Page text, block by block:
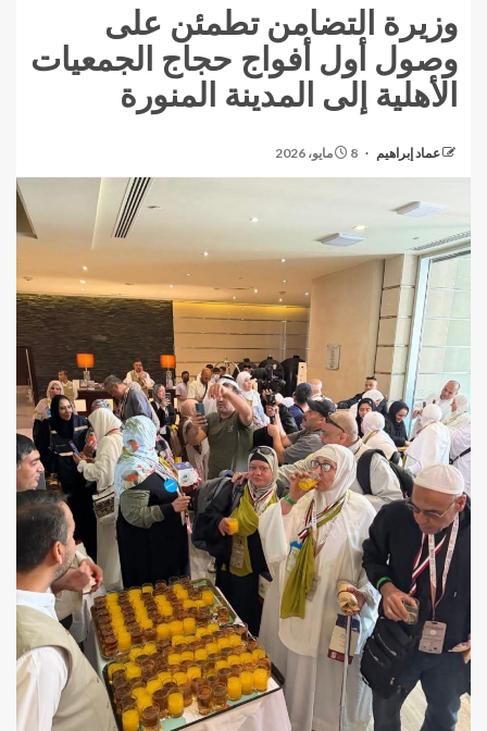
وزيرة التضامن تطمئن على
وصول أول أفواج حجاج الجمعيات
الأهلية إلى المدينة المنورة
عماد إبراهيم 8 مايو، 2026